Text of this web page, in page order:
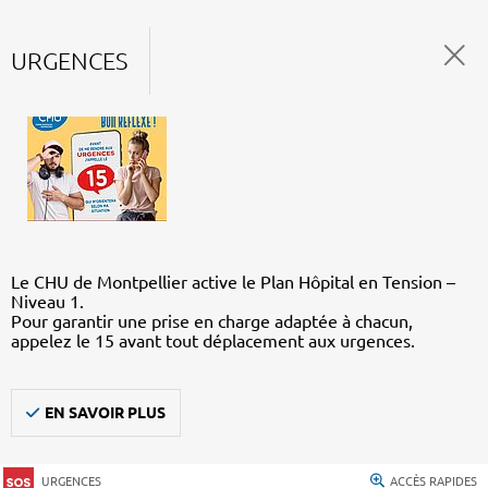
URGENCES
Le CHU de Montpellier active le Plan Hôpital en Tension –
Niveau 1.
Pour garantir une prise en charge adaptée à chacun,
appelez le 15 avant tout déplacement aux urgences.
EN SAVOIR PLUS
URGENCES ACCÈS RAPIDES